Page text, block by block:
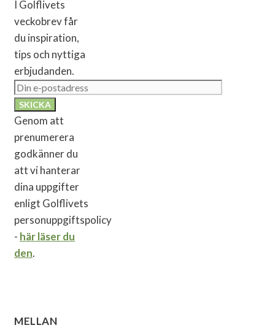
I Golflivets
veckobrev får
du inspiration,
tips och nyttiga
erbjudanden.
Genom att
prenumerera
godkänner du
att vi hanterar
dina uppgifter
enligt Golflivets
personuppgiftspolicy
- här läser du
den.
MELLAN